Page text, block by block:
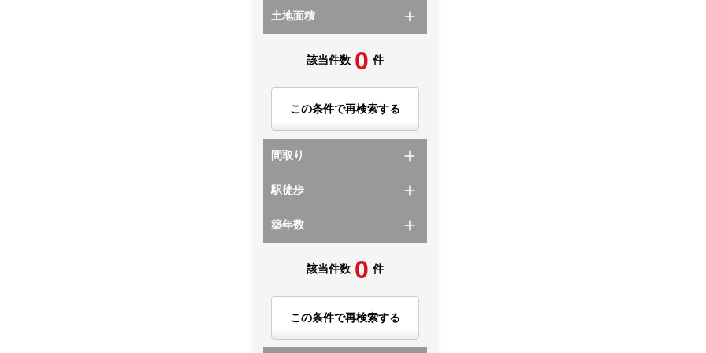
土地面積
該当件数 0 件
この条件で再検索する
間取り
駅徒歩
築年数
該当件数 0 件
この条件で再検索する